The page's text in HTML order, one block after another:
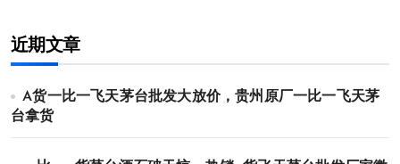
近期文章
A货一比一飞天茅台批发大放价，贵州原厂一比一飞天茅
台拿货